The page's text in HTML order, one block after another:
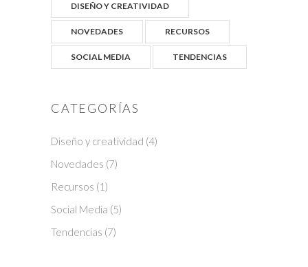
DISEÑO Y CREATIVIDAD
NOVEDADES RECURSOS
SOCIAL MEDIA TENDENCIAS
CATEGORÍAS
Diseño y creatividad (4)
Novedades (7)
Recursos (1)
Social Media (5)
Tendencias (7)